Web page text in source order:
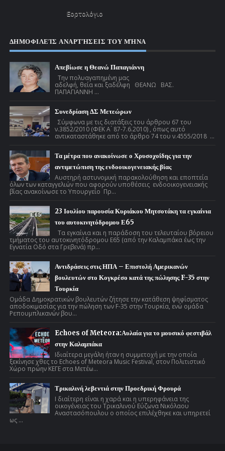
Εορτολόγιο
ΔΗΜΟΦΙΛΕΊΣ ΑΝΑΡΤΉΣΕΙΣ ΤΟΥ ΜΉΝΑ
Απεβίωσε η Θεανώ Παπαγιάννη
Την πολυαγαπημένη μας
αδελφή, θεία και ξαδέλφη ΘΕΑΝΩ ΒΑΣ.
ΠΑΠΑΓΙΑΝΝΗ ...
Συνεδρίαση ΔΣ Μετεώρων
Σύμφωνα με τις διατάξεις του άρθρου 67 του
ν.3852/2010 (ΦΕΚ Α ́ 87-7.6.2010) , όπως αυτό
αντικαταστάθηκε από το άρθρο 74 του ν.4555/2018 ...
Τα μέτρα που ανακοίνωσε ο Χρυσοχοΐδης για την
αντιμετώπιση της ενδοοικογενειακής βίας
Αυστηρή αστυνομική παρακολούθηση και εποπτεία
όλων των καταγγελιών που αφορούν υποθέσεις ενδοοικογενειακής
βίας ανακοίνωσε το Υπουργείο Πρ...
23 Ιουλίου παρουσία Κυριάκου Μητσοτάκη τα εγκαίνια
του αυτοκινητόδρομου Ε65
Τα εγκαίνια και η παράδοση του τελευταίου βόρειου
τμήματος του αυτοκινητόδρομου Ε65 (από την Καλαμπάκα έως την
Εγνατία Οδό στα Γρεβενά) πρ...
Αντιδράσεις στις ΗΠΑ – Επιστολή Αμερικανών
βουλευτών στο Κογκρέσο κατά της πώλησης F-35 στην
Τουρκία
Ομάδα Δημοκρατικών βουλευτών ζήτησε την κατάθεση ψηφίσματος
αποδοκιμασίας για την πώληση των F-35 στην Τουρκία, ενώ ομάδα
Ρεπουμπλικανών βου...
Echoes of Meteora:Αυλαία για το μουσικό φεστιβάλ
στην Καλαμπάκα
Ιδιαίτερα μεγάλη ήταν η συμμετοχή με την οποία
ξεκίνησε χθες το Echoes of Meteora Music Festival, στον Πολιτιστικό
Χώρο πρώην ΚΕΓΕ στα Μετέω...
Τρικαλινή λεβεντιά στην Προεδρική Φρουρά
Ι διαίτερη είναι η χαρά και η υπερηφάνεια της
οικογένειας του Τρικαλινού Εύζωνα Νικόλαου
Αναστασόπουλου ο οποίος επιλέχθηκε και υπηρετεί
ως ...